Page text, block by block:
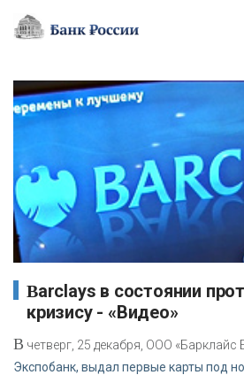
Barclays в состоянии противостоять
кризису - «Видео»
В четверг, 25 декабря, ООО «Барклайс
Экспобанк, выдал первые карты под